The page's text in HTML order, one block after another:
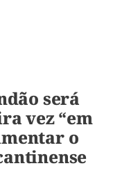
será
vez “em
o